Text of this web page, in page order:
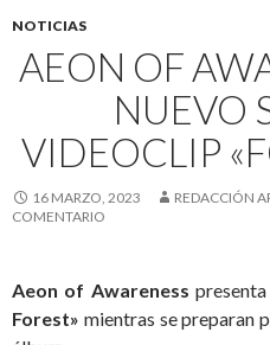
NOTICIAS
AEON OF
NUEVO
VIDEOCLIP
16 MARZO, 2023 REDACCIÓN
COMENTARIO
Aeon of Awareness
Forest» mientras se preparan